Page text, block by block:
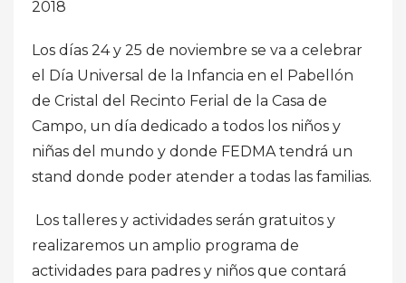
2018
Los días 24 y 25 de noviembre se va a celebrar
el Día Universal de la Infancia en el Pabellón
de Cristal del Recinto Ferial de la Casa de
Campo, un día dedicado a todos los niños y
niñas del mundo y donde FEDMA tendrá un
stand donde poder atender a todas las familias.
Los talleres y actividades serán gratuitos y
realizaremos un amplio programa de
actividades para padres y niños que contará